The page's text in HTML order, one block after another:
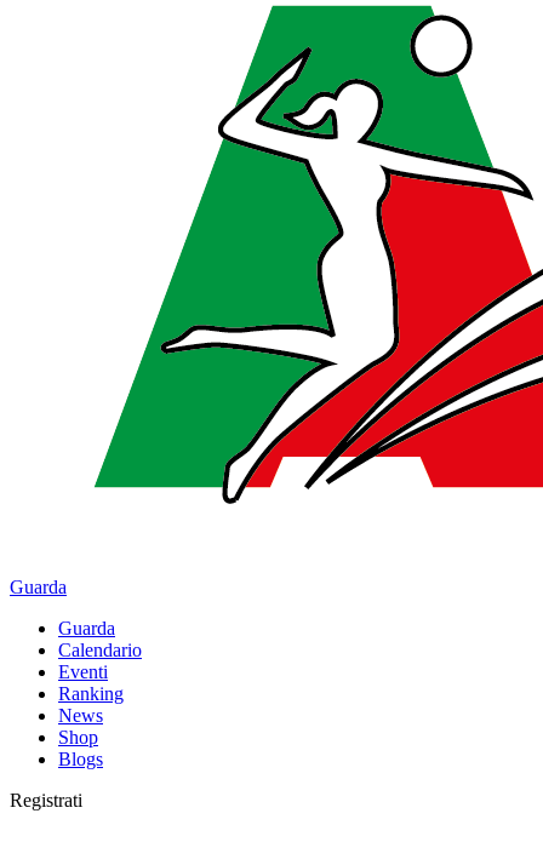
Guarda
Guarda
Calendario
Eventi
Ranking
News
Shop
Blogs
Registrati